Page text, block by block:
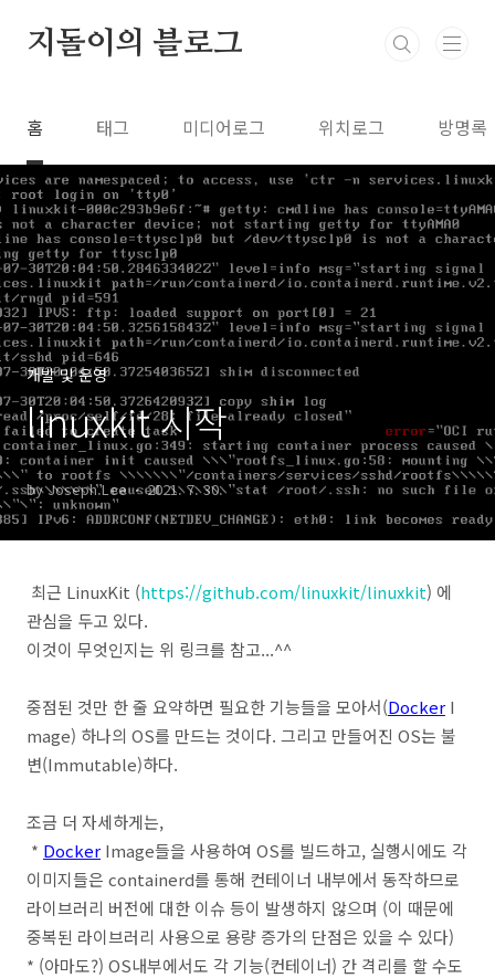
지돌이의 블로그
홈 태그 미디어로그 위치로그 방명록
개발 및 운영
linuxkit 시작
by Joseph.Lee 2021. 7. 30.
최근 LinuxKit (https://github.com/linuxkit/linuxkit) 에
관심을 두고 있다.
이것이 무엇인지는 위 링크를 참고...^^
중점된 것만 한 줄 요약하면 필요한 기능들을 모아서(Docker I
mage) 하나의 OS를 만드는 것이다. 그리고 만들어진 OS는 불
변(Immutable)하다.
조금 더 자세하게는,
* Docker Image들을 사용하여 OS를 빌드하고, 실행시에도 각
이미지들은 containerd를 통해 컨테이너 내부에서 동작하므로
라이브러리 버전에 대한 이슈 등이 발생하지 않으며 (이 때문에
중복된 라이브러리 사용으로 용량 증가의 단점은 있을 수 있다)
* (아마도?) OS내부에서도 각 기능(컨테이너) 간 격리를 할 수도